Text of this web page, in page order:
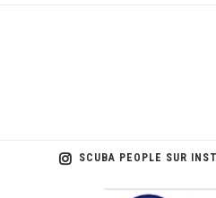
SCUBA PEOPLE SUR